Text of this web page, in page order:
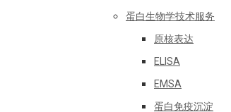
蛋白生物学技术服务
原核表达
ELISA
EMSA
蛋白免疫沉淀